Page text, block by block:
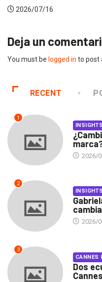
2026/07/16
Deja un
You must be logged in to post
RECENT
1
INSIGHTS
2026/
2
INSIGHTS
2026/
3
CANNES
Dos